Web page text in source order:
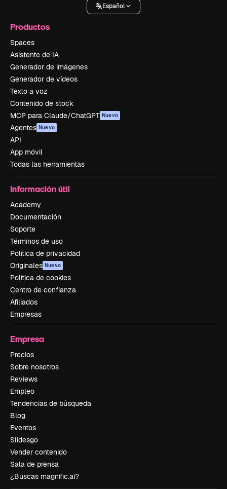
Español
Productos
Spaces
Asistente de IA
Generador de imágenes
Generador de vídeos
Texto a voz
Contenido de stock
MCP para Claude/ChatGPT Nuevo
Agentes Nuevo
API
App móvil
Todas las herramientas
Información útil
Academy
Documentación
Soporte
Términos de uso
Política de privacidad
Originales Nuevo
Política de cookies
Centro de confianza
Afiliados
Empresas
Empresa
Precios
Sobre nosotros
Reviews
Empleo
Tendencias de búsqueda
Blog
Eventos
Slidesgo
Vender contenido
Sala de prensa
¿Buscas magnific.ai?